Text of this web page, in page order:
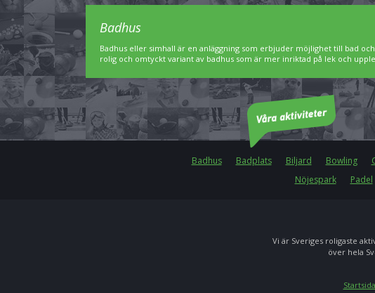
Badhus
Badhus eller simhall är en anläggning som erbjuder möjlighet till bad
rolig och omtyckt variant av badhus som är mer inriktad på lek och
Badhus Badplats Biljard Bowling
Nöjespark
Padel
Vi är Sveriges roligaste
över hela
Startsida